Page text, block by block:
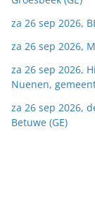
za 26 sep 2026,
za 26 sep 2026,
za 26 sep 2026,
Nuenen,
za 26 sep 2026,
Betuwe (GE)